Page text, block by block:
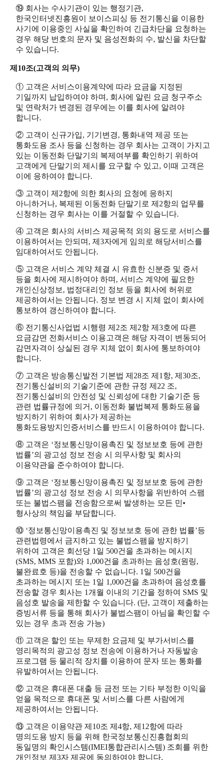
⑲ 회사는 수사기관이 있는 행정기관,
한국인터넷진흥원이 보이스피싱 등 전기통신을 이용한
사기에 이용중인 사실을 확인하여 긴급차단을 요청하는
경우 해당 번호의 문자 및 음성전화의 수, 발신을 차단할
수 있습니다.
제10조(고객의 의무)
① 고객은 서비스이용계약에 따라 요금을 지정된
기일까지 납입하여야 하며, 회사에 알린 요금 청구주소
및 연락처가 변경된 경우에는 이를 회사에 알려야
합니다.
② 고객이 신규가입, 기기변경, 통화내역 제공 또는
통화도용 조사 등을 신청하는 경우 회사는 고객이 가지고
있는 이동전화 단말기의 복제여부를 확인하기 위하여
고객에게 단말기의 제시를 요구할 수 있고, 이때 고객은
이에 응하여야 합니다.
③ 고객이 제2항에 의한 회사의 요청에 응하지
아니하거나, 복제된 이동전화 단말기로 제2항의 업무를
신청하는 경우 회사는 이를 거절할 수 있습니다.
④ 고객은 회사의 서비스 제공목적 외의 용도로 서비스를
이용하여서는 안되며, 제3자에게 임의로 해당서비스를
임대하여서도 안됩니다.
⑤ 고객은 서비스 계약 체결 시 유효한 신분증 및 증서
등을 회사에 제시하여야 하며, 서비스 계약에 필요한
개인신상정보, 법정대리인 정보 등을 회사에 허위로
제공하여서는 안됩니다. 정보 변경 시 지체 없이 회사에
통보하여 갱신하여야 합니다.
⑥ 전기통신사업법 시행령 제2조 제2항 제3호에 따른
요금감면 전화서비스 이용고객은 해당 자격이 변동되어
감면자격이 상실된 경우 지체 없이 회사에 통보하여야
합니다.
⑦ 고객은 방송통신발전 기본법 제28조 제1항, 제30조,
전기통신설비의 기술기준에 관한 규정 제22 조,
전기통신설비의 안전성 및 신뢰성에 대한 기술기준 등
관련 법률규정에 의거, 이동전화 불법복제 통화도용을
방지하기 위하여 회사가 제공하는
통화도용방지인증서비스를 반드시 이용하여야 합니다.
⑧ 고객은 ‘정보통신망이용촉진 및 정보보호 등에 관한
법률’의 광고성 정보 전송 시 의무사항 및 회사의
이용약관을 준수하여야 합니다.
⑨ 고객은 ‘정보통신망이용촉진 및 정보보호 등에 관한
법률’의 광고성 정보 전송 시 의무사항을 위반하여 스팸
또는 불법스팸을 전송함으로써 발생하는 모든 민•
형사상의 책임을 부담합니다.
⑩ ‘정보통신망이용촉진 및 정보보호 등에 관한 법률’등
관련법령에서 금지하고 있는 불법스팸을 방지하기
위하여 고객은 회선당 1일 500건을 초과하는 메시지
(SMS, MMS 포함)와 1,000건을 초과하는 음성호(원링,
불완료호 등)을 전송할 수 없습니다. 1일 500건을
초과하는 메시지 또는 1일 1,000건을 초과하여 음성호를
전송할 경우 회사는 1개월 이내의 기간을 정하여 SMS 및
음성호 발송을 제한할 수 있습니다. (단, 고객이 제출하는
증빙서류 등을 통해 회사가 불법스팸이 아님을 확인할 수
있는 경우 초과 전송 가능)
⑪ 고객은 할인 또는 무제한 요금제 및 부가서비스를
영리목적의 광고성 정보 전송에 이용하거나 자동발송
프로그램 등 물리적 장치를 이용하여 문자 또는 통화를
유발하여서는 안됩니다.
⑫ 고객은 휴대폰 대출 등 금전 또는 기타 부정한 이익을
얻을 목적으로 휴대폰 및 서비스를 다른 사람에게
제공하여서는 안됩니다.
⑬ 고객은 이용약관 제10조 제4항, 제12항에 따라
명의도용 방지 등을 위해 한국정보통신진흥협회의
동일명의 확인시스템(IMEI통합관리시스템) 조회를 위한
개인정보 제3자 제공에 동의하여야 합니다.